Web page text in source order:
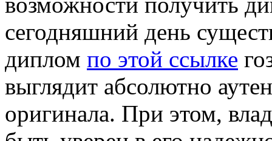
сегодняшний день
диплом по этой ссылке
выглядит абсолютно
оригинала. При этом,